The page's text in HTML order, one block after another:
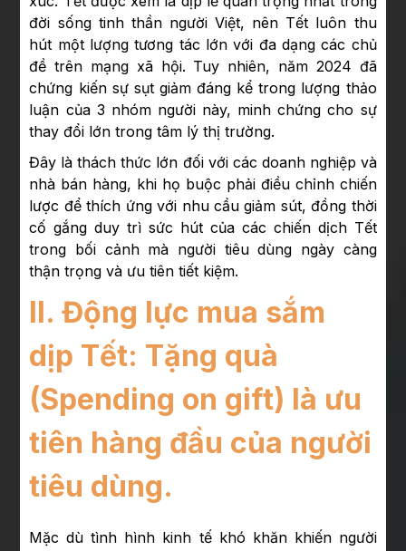
đời sống tinh thần người Việt, nên Tết luôn thu
hút một lượng tương tác lớn với đa dạng các chủ
đề trên mạng xã hội. Tuy nhiên, năm 2024 đã
chứng kiến sự sụt giảm đáng kể trong lượng thảo
luận của 3 nhóm người này, minh chứng cho sự
thay đổi lớn trong tâm lý thị trường.
Đây là thách thức lớn đối với các doanh nghiệp và
nhà bán hàng, khi họ buộc phải điều chỉnh chiến
lược để thích ứng với nhu cầu giảm sút, đồng thời
cố gắng duy trì sức hút của các chiến dịch Tết
trong bối cảnh mà người tiêu dùng ngày càng
thận trọng và ưu tiên tiết kiệm.
II. Động lực mua sắm
dịp Tết: Tặng quà
(Spending on gift) là ưu
tiên hàng đầu của người
tiêu dùng.
Mặc dù tình hình kinh tế khó khăn khiến người